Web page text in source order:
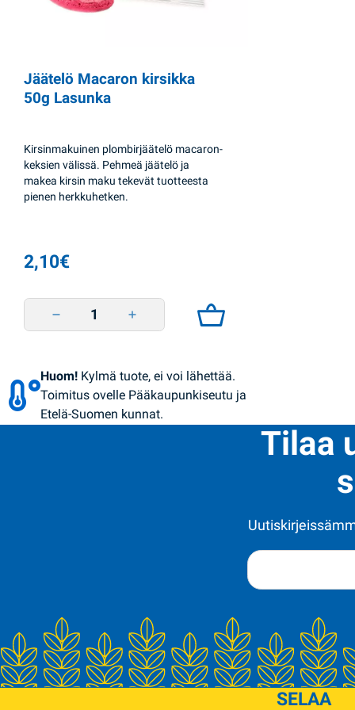
Jäätelö Macaron kirsikka
50g Lasunka
Kirsinmakuinen plombirjäätelö macaron-
keksien välissä. Pehmeä jäätelö ja
makea kirsin maku tekevät tuotteesta
pienen herkkuhetken.
2,10€
Jäätelö Macaron kirsikka 50g Lasunka quantity
Huom! Kylmä tuote, ei voi lähettää.
Toimitus ovelle Pääkaupunkiseutu ja
Etelä-Suomen kunnat.
Tilaa
SELAA